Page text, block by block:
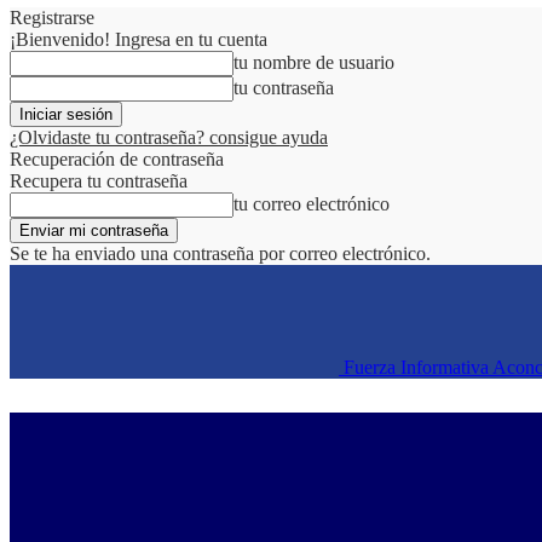
Registrarse
¡Bienvenido! Ingresa en tu cuenta
tu nombre de usuario
tu contraseña
¿Olvidaste tu contraseña? consigue ayuda
Recuperación de contraseña
Recupera tu contraseña
tu correo electrónico
Se te ha enviado una contraseña por correo electrónico.
Fuerza Informativa